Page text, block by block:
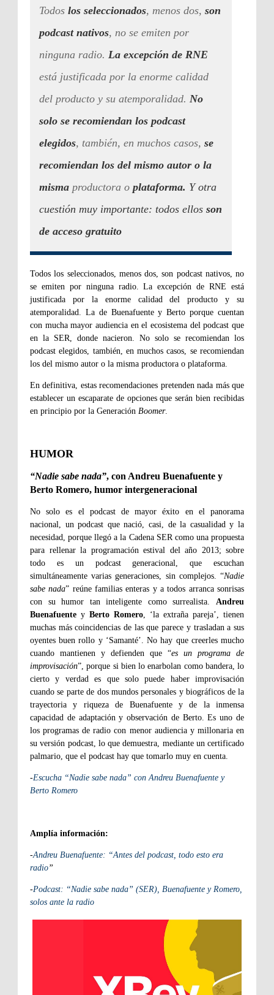
Todos los seleccionados, menos dos, son
podcast nativos, no se emiten por
ninguna radio. La excepción de RNE
está justificada por la enorme calidad
del producto y su atemporalidad. No
solo se recomiendan los podcast
elegidos, también, en muchos casos, se
recomiendan los del mismo autor o la
misma productora o plataforma. Y otra
cuestión muy importante: todos ellos son
de acceso gratuito
Todos los seleccionados, menos dos, son podcast nativos, no
se emiten por ninguna radio. La excepción de RNE está
justificada por la enorme calidad del producto y su
atemporalidad. La de Buenafuente y Berto porque cuentan
con mucha mayor audiencia en el ecosistema del podcast que
en la SER, donde nacieron. No solo se recomiendan los
podcast elegidos, también, en muchos casos, se recomiendan
los del mismo autor o la misma productora o plataforma.
En definitiva, estas recomendaciones pretenden nada más que
establecer un escaparate de opciones que serán bien recibidas
en principio por la Generación Boomer.
HUMOR
“Nadie sabe nada”, con Andreu Buenafuente y
Berto Romero, humor intergeneracional
No solo es el podcast de mayor éxito en el panorama
nacional, un podcast que nació, casi, de la casualidad y la
necesidad, porque llegó a la Cadena SER como una propuesta
para rellenar la programación estival del año 2013; sobre
todo es un podcast generacional, que escuchan
simultáneamente varias generaciones, sin complejos. “Nadie
sabe nada” reúne familias enteras y a todos arranca sonrisas
con su humor tan inteligente como surrealista. Andreu
Buenafuente y Berto Romero, ‘la extraña pareja’, tienen
muchas más coincidencias de las que parece y trasladan a sus
oyentes buen rollo y ‘Samanté’. No hay que creerles mucho
cuando mantienen y defienden que “es un programa de
improvisación”, porque si bien lo enarbolan como bandera, lo
cierto y verdad es que solo puede haber improvisación
cuando se parte de dos mundos personales y biográficos de la
trayectoria y riqueza de Buenafuente y de la inmensa
capacidad de adaptación y observación de Berto. Es uno de
los programas de radio con menor audiencia y millonaria en
su versión podcast, lo que demuestra, mediante un certificado
palmario, que el podcast hay que tomarlo muy en cuenta.
-Escucha “Nadie sabe nada” con Andreu Buenafuente y
Berto Romero
Amplía información:
-Andreu Buenafuente: “Antes del podcast, todo esto era
radio”
-Podcast: “Nadie sabe nada” (SER), Buenafuente y Romero,
solos ante la radio